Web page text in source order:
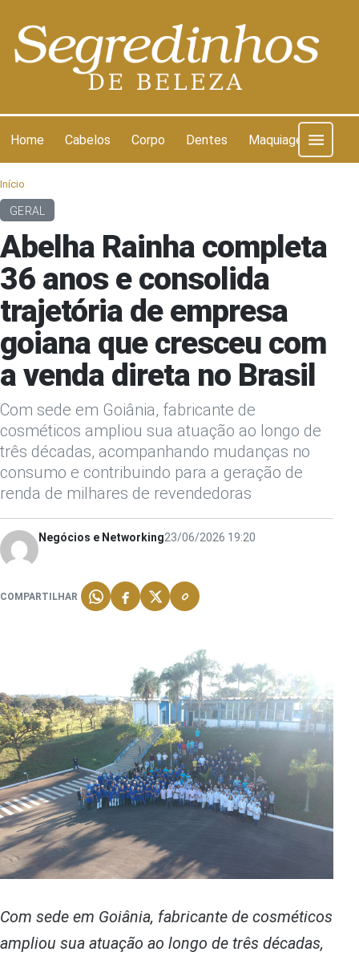
Home Cabelos Corpo Dentes Maquiagem
Início
GERAL
Abelha Rainha completa
36 anos e consolida
trajetória de empresa
goiana que cresceu com
a venda direta no Brasil
Com sede em Goiânia, fabricante de
cosméticos ampliou sua atuação ao longo de
três décadas, acompanhando mudanças no
consumo e contribuindo para a geração de
renda de milhares de revendedoras
Negócios e Networking23/06/2026 19:20
COMPARTILHAR
Com sede em Goiânia, fabricante de cosméticos
ampliou sua atuação ao longo de três décadas,